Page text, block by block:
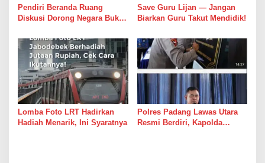
Pendiri Beranda Ruang
Diskusi Dorong Negara Buka
BLBI
Save Guru Lijan — Jangan
Biarkan Guru Takut Mendidik!
Lomba Foto LRT Hadirkan
Hadiah Menarik, Ini Syaratnya
Polres Padang Lawas Utara
Resmi Berdiri, Kapolda